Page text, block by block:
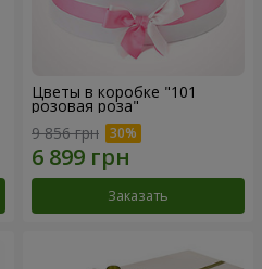
Цветы в коробке "101
розовая роза"
9 856 грн
Заказать